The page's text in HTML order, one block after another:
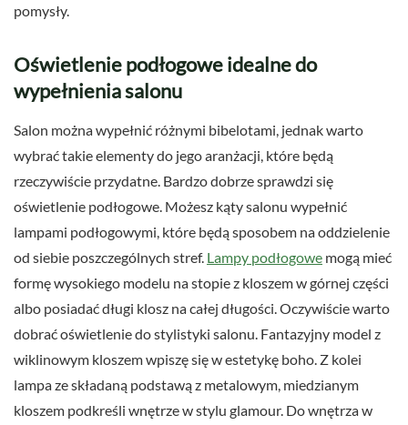
pomysły.
Oświetlenie podłogowe idealne do
wypełnienia salonu
Salon można wypełnić różnymi bibelotami, jednak warto
wybrać takie elementy do jego aranżacji, które będą
rzeczywiście przydatne. Bardzo dobrze sprawdzi się
oświetlenie podłogowe. Możesz kąty salonu wypełnić
lampami podłogowymi, które będą sposobem na oddzielenie
od siebie poszczególnych stref. Lampy podłogowe mogą mieć
formę wysokiego modelu na stopie z kloszem w górnej części
albo posiadać długi klosz na całej długości. Oczywiście warto
dobrać oświetlenie do stylistyki salonu. Fantazyjny model z
wiklinowym kloszem wpiszę się w estetykę boho. Z kolei
lampa ze składaną podstawą z metalowym, miedzianym
kloszem podkreśli wnętrze w stylu glamour. Do wnętrza w